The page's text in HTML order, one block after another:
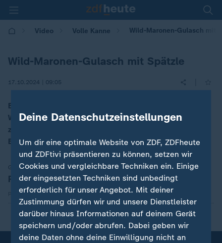
Video Volle Kanne Wild-Maronen-Gulasch mit
Wild-Maronen-Gulasch mit Spätzle
17.10.2024 | 09:05
Eine mal etwas andere Gulasch-Variante, die
Wildfleisch mit Maronen kombiniert. Mario Kotaska
zeigt hier sein ganzes Wissen rund um Wildfleisch. Als
Beilage serviert er klassische Spätzle.
Gesellschaft | Volle Kanne
Rezept zum Download
PDF 66,05 kB Herunterladen
Deine Datenschutzeinstellungen
Um dir eine optimale Website von ZDF, ZDFheute
und ZDFtivi präsentieren zu können, setzen wir
Cookies und vergleichbare Techniken ein. Einige
der eingesetzten Techniken sind unbedingt
erforderlich für unser Angebot. Mit deiner
Zustimmung dürfen wir und unsere Dienstleister
darüber hinaus Informationen auf deinem Gerät
speichern und/oder abrufen. Dabei geben wir
deine Daten ohne deine Einwilligung nicht an